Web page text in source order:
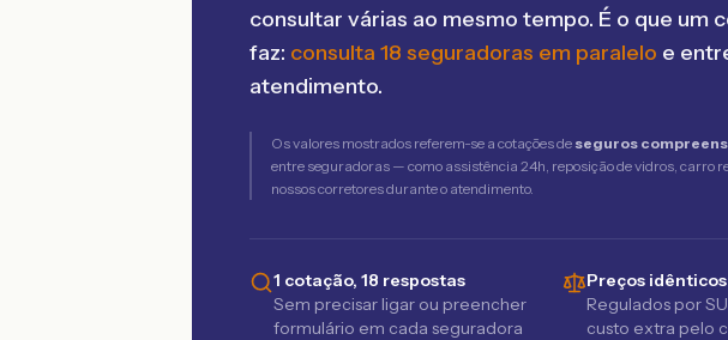
consultar várias ao mesmo tempo. É o que um
faz: consulta 18 seguradoras em paralelo e
atendimento.
Os valores mostrados referem-se a cotações de seguros
entre seguradoras — como assistência 24h, reposição de vidros, carro
nossos corretores durante o atendimento.
1 cotação, 18 respostas
Sem precisar ligar ou preencher
formulário em cada seguradora
Preços
Regulados por
custo extra pelo